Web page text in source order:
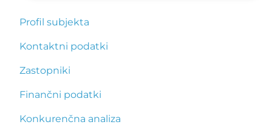
Profil subjekta
Kontaktni podatki
Zastopniki
Finančni podatki
Konkurenčna analiza